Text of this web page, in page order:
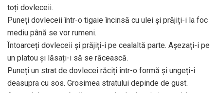
toți dovleceii.
Puneți dovleceii într-o tigaie încinsă cu ulei și prăjiți-i la foc
mediu până se vor rumeni.
Întoarceți dovleceii și prăjiți-i pe cealaltă parte. Așezați-i pe
un platou și lăsați-i să se răcească.
Puneți un strat de dovlecei răciți într-o formă și ungeți-i
deasupra cu sos. Grosimea stratului depinde de gust.